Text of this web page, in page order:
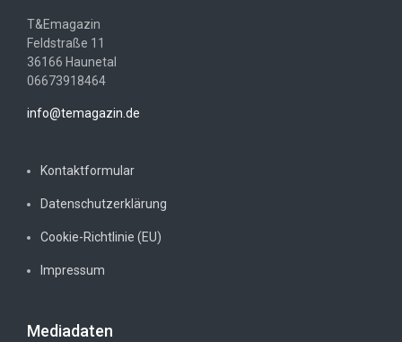
T&Emagazin
Feldstraße 11
36166 Haunetal
06673918464
info@temagazin.de
Kontaktformular
Datenschutzerklärung
Cookie-Richtlinie (EU)
Impressum
Mediadaten